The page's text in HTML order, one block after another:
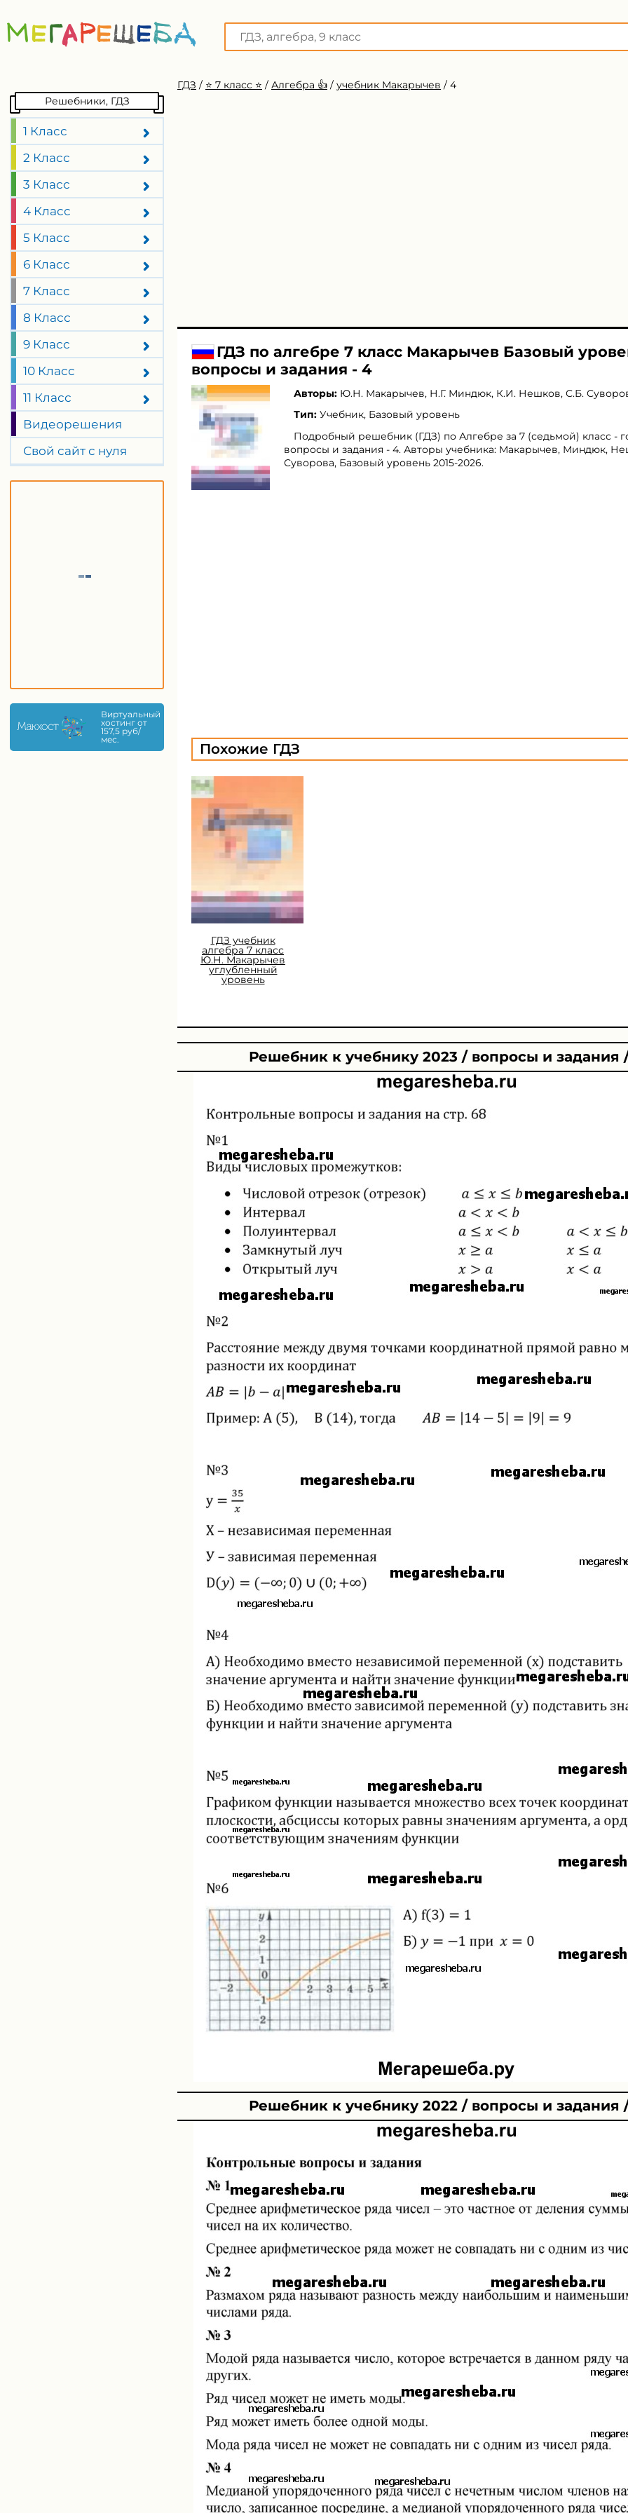
Решебники, ГДЗ
1 Класс
2 Класс
3 Класс
4 Класс
5 Класс
6 Класс
7 Класс
8 Класс
9 Класс
10 Класс
11 Класс
Видеорешения
Свой сайт с нуля
Виртуальный
хостинг от
157,5 руб/
мес.
ГДЗ / ⭐️ 7 класс ⭐️ / Алгебра 👍 / учебник Макарычев / 4
ГДЗ по алгебре 7 класс Макарычев Базовый
вопросы и задания - 4
Авторы: Ю.Н. Макарычев, Н.Г. Миндюк, К.И. Нешков, С.Б.
Тип: Учебник, Базовый уровень
Подробный решебник (ГДЗ) по Алгебре за 7 (седьмой) класс -
вопросы и задания - 4. Авторы учебника: Макарычев, Миндюк,
Суворова, Базовый уровень 2015-2026.
Похожие ГДЗ
ГДЗ учебник
алгебра 7 класс
Ю.Н. Макарычев
углубленный
уровень
Решебник к учебнику 2023 / вопросы и задания
Решебник к учебнику 2022 / вопросы и задания